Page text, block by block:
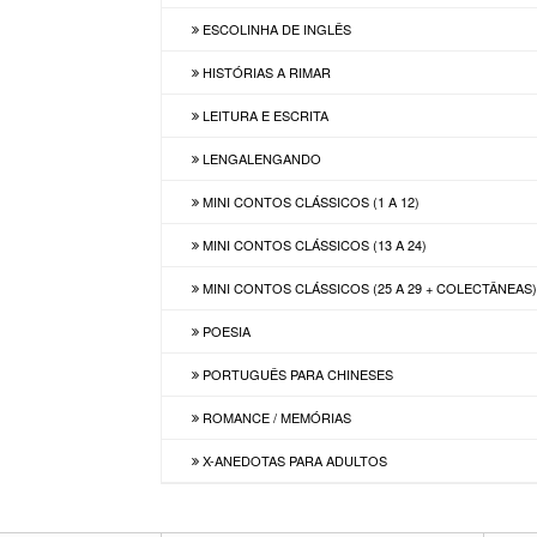
ESCOLINHA DE INGLÊS
HISTÓRIAS A RIMAR
LEITURA E ESCRITA
LENGALENGANDO
MINI CONTOS CLÁSSICOS (1 A 12)
MINI CONTOS CLÁSSICOS (13 A 24)
MINI CONTOS CLÁSSICOS (25 A 29 + COLECTÂNEAS)
POESIA
PORTUGUÊS PARA CHINESES
ROMANCE / MEMÓRIAS
X-ANEDOTAS PARA ADULTOS